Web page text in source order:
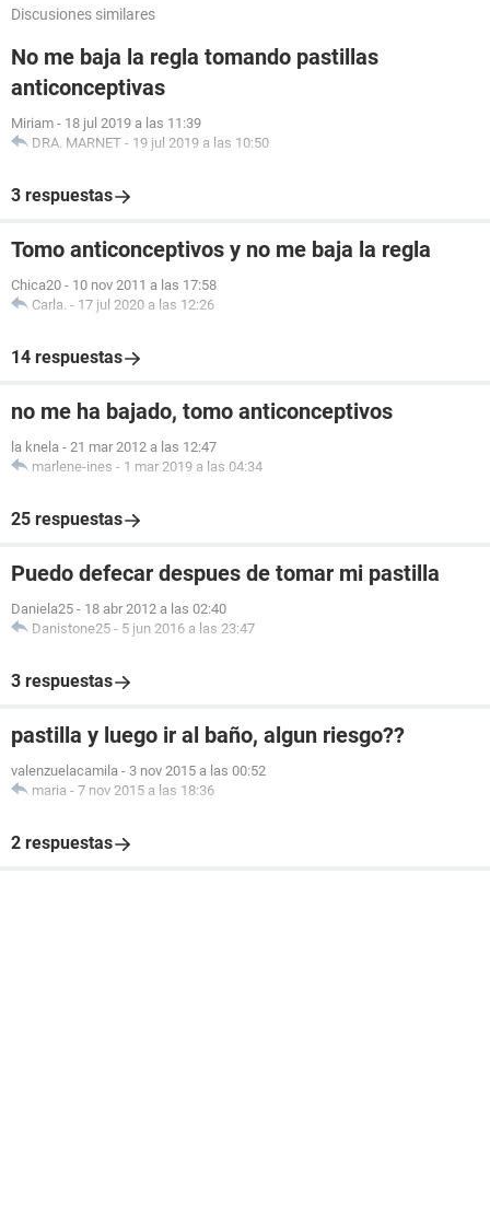
Discusiones similares
No me baja la regla tomando pastillas
anticonceptivas
Miriam - 18 jul 2019 a las 11:39
DRA. MARNET - 19 jul 2019 a las 10:50
3 respuestas
Tomo anticonceptivos y no me baja la regla
Chica20 - 10 nov 2011 a las 17:58
Carla. - 17 jul 2020 a las 12:26
14 respuestas
no me ha bajado, tomo anticonceptivos
la knela - 21 mar 2012 a las 12:47
marlene-ines - 1 mar 2019 a las 04:34
25 respuestas
Puedo defecar despues de tomar mi pastilla
Daniela25 - 18 abr 2012 a las 02:40
Danistone25 - 5 jun 2016 a las 23:47
3 respuestas
pastilla y luego ir al baño, algun riesgo??
valenzuelacamila - 3 nov 2015 a las 00:52
maria - 7 nov 2015 a las 18:36
2 respuestas